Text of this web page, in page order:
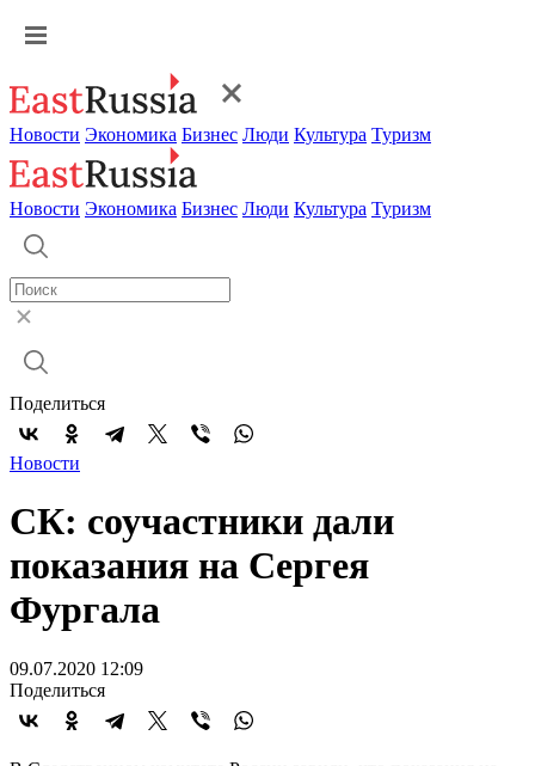
Новости Экономика Бизнес Люди Культура Туризм
Новости Экономика Бизнес Люди Культура Туризм
Поделиться
Новости
СК: соучастники дали
показания на Сергея
Фургала
09.07.2020 12:09
Поделиться